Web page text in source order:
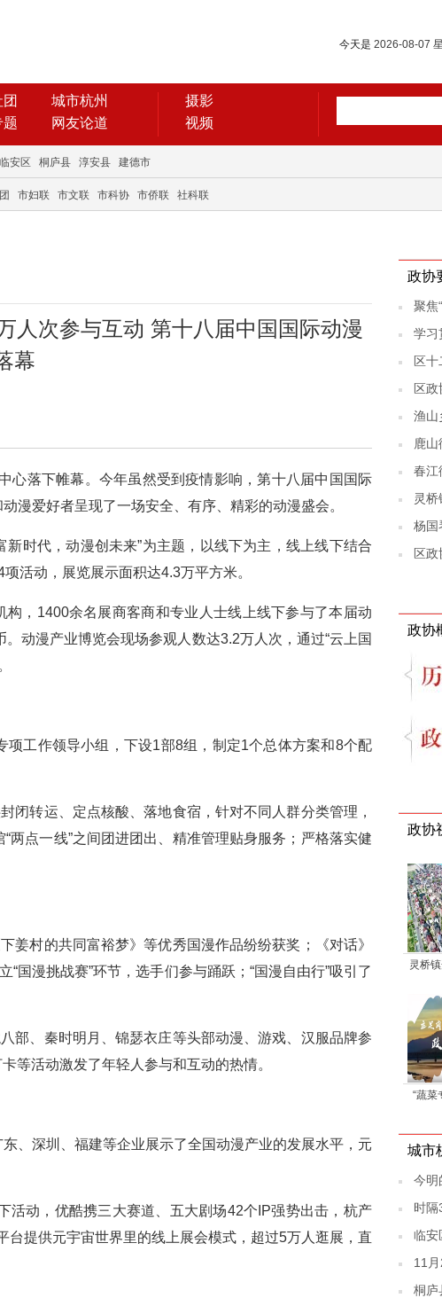
今天是 2026-08-07
城市杭州
题 网友论道
摄影
视频
临安区 桐庐县 淳安县 建德市
市妇联 市文联 市科协 市侨联 社科联
人次参与互动 第十八届中国国际动漫
幕
心落下帷幕。今年虽然受到疫情影响，第十八届中国国际
漫爱好者呈现了一场安全、有序、精彩的动漫盛会。
时代，动漫创未来”为主题，以线下为主，线上线下结合
活动，展览展示面积达4.3万平方米。
，1400余名展商客商和专业人士线上线下参与了本届动
动漫产业博览会现场参观人数达3.2万人次，通过“云上国
工作领导小组，下设1部8组，制定1个总体方案和8个配
闭转运、定点核酸、落地食宿，针对不同人群分类管理，
点一线”之间团进团出、精准管理贴身服务；严格落实健
姜村的共同富裕梦》等优秀国漫作品纷纷获奖；《对话》
国漫挑战赛”环节，选手们参与踊跃；“国漫自由行”吸引了
部、秦时明月、锦瑟衣庄等头部动漫、游戏、汉服品牌参
等活动激发了年轻人参与和互动的热情。
、深圳、福建等企业展示了全国动漫产业的发展水平，元
活动，优酷携三大赛道、五大剧场42个IP强势出击，杭产
台提供元宇宙世界里的线上展会模式，超过5万人逛展，直
政协
聚焦
学习
区十
区
渔山
鹿山
春江
灵桥
杨国
区
政协
政协
灵桥
“蔬菜
城市
今明
时隔
临安
11
桐庐